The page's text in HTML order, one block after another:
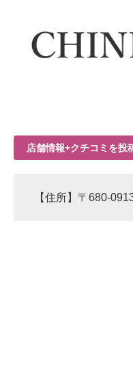
店舗情報+クチコミを投
【住所】〒680-